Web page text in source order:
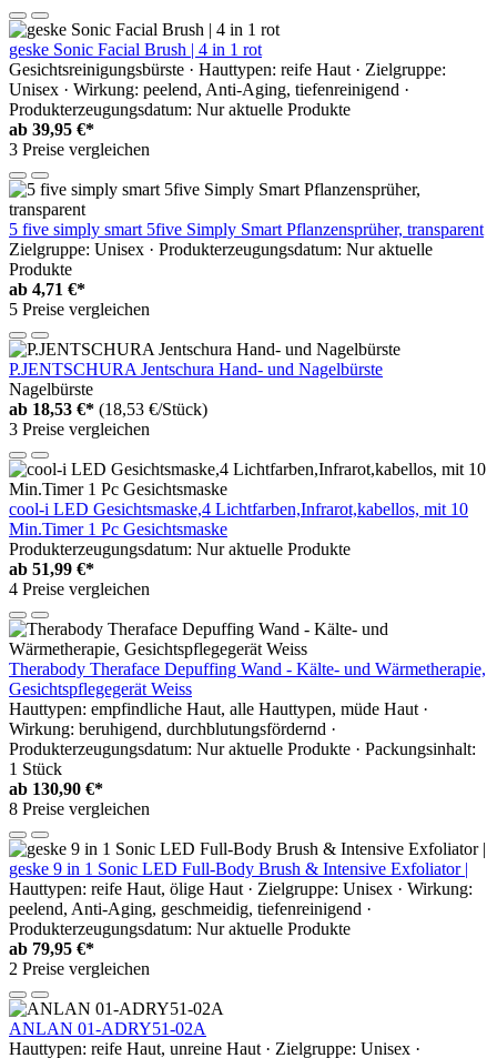
geske Sonic Facial Brush | 4 in 1 rot
Gesichtsreinigungsbürste · Hauttypen: reife Haut · Zielgruppe:
Unisex · Wirkung: peelend, Anti-Aging, tiefenreinigend ·
Produkterzeugungsdatum: Nur aktuelle Produkte
ab 39,95 €*
3 Preise vergleichen
5 five simply smart 5five Simply Smart Pflanzensprüher, transparent
Zielgruppe: Unisex · Produkterzeugungsdatum: Nur aktuelle
Produkte
ab 4,71 €*
5 Preise vergleichen
P.JENTSCHURA Jentschura Hand- und Nagelbürste
Nagelbürste
ab 18,53 €* (18,53 €/Stück)
3 Preise vergleichen
cool-i LED Gesichtsmaske,4 Lichtfarben,Infrarot,kabellos, mit 10
Min.Timer 1 Pc Gesichtsmaske
Produkterzeugungsdatum: Nur aktuelle Produkte
ab 51,99 €*
4 Preise vergleichen
Therabody Theraface Depuffing Wand - Kälte- und Wärmetherapie,
Gesichtspflegegerät Weiss
Hauttypen: empfindliche Haut, alle Hauttypen, müde Haut ·
Wirkung: beruhigend, durchblutungsfördernd ·
Produkterzeugungsdatum: Nur aktuelle Produkte · Packungsinhalt:
1 Stück
ab 130,90 €*
8 Preise vergleichen
geske 9 in 1 Sonic LED Full-Body Brush & Intensive Exfoliator |
Hauttypen: reife Haut, ölige Haut · Zielgruppe: Unisex · Wirkung:
peelend, Anti-Aging, geschmeidig, tiefenreinigend ·
Produkterzeugungsdatum: Nur aktuelle Produkte
ab 79,95 €*
2 Preise vergleichen
ANLAN 01-ADRY51-02A
Hauttypen: reife Haut, unreine Haut · Zielgruppe: Unisex ·